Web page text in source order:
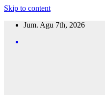
Skip to content
Jum. Agu 7th, 2026